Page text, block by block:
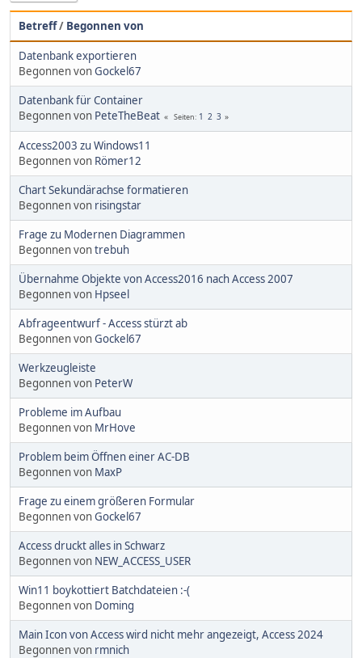
Betreff/ Begonnen von
Datenbank exportieren
Begonnen vonGockel67
Datenbank für Container
Begonnen von PeteTheBeat Seiten 1 2 3
Access2003 zu Windows11
Begonnen von Römer12
Chart Sekundärachse formatieren
Begonnen von risingstar
Frage zu Modernen Diagrammen
Begonnen vontrebuh
Übernahme Objekte von Access2016 nach Access 2007
Begonnen von Hpseel
Abfrageentwurf - Access stürzt ab
Begonnen vonGockel67
Werkzeugleiste
Begonnen von PeterW
Probleme im Aufbau
Begonnen von MrHove
Problem beim Öffnen einer AC-DB
Begonnen von MaxP
Frage zu einem größeren Formular
Begonnen vonGockel67
Access druckt alles in Schwarz
Begonnen von NEW_ACCESS_USER
Win11 boykottiert Batchdateien :-(
Begonnen von Doming
Main Icon von Access wird nicht mehr angezeigt, Access 2024
Begonnen von rmnich